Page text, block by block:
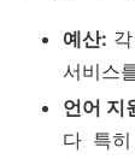
예산:
서비스
언어 지
다. 특